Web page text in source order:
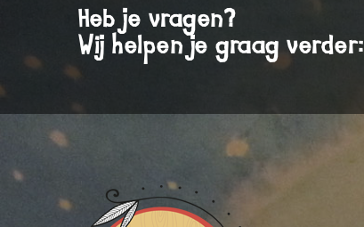
Heb je vragen?
Wij helpen je graag verder: